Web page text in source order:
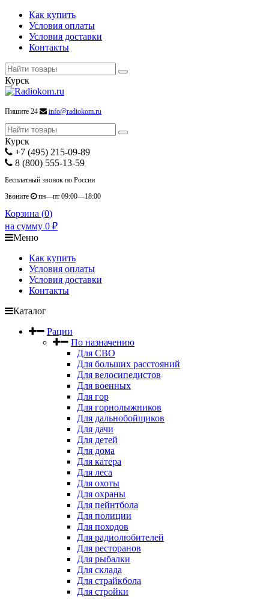
Как купить
Условия оплаты
Условия доставки
Контакты
Курск
Пишите 24 info@radiokom.ru
Курск
+7 (495) 215-09-89
8 (800) 555-13-59
Бесплатный звонок по России
Звоните
пн—пт 09:00—18:00
Корзина (0)
на сумму 0 ₽
Меню
Как купить
Условия оплаты
Условия доставки
Контакты
Каталог
Рации
По назначению
Для СВО
Для больших расстояний
Для велосипедистов
Для военных
Для гор
Для горнолыжников
Для дальнобойщиков
Для дачи
Для детей
Для дома
Для катера
Для леса
Для охоты
Для охраны
Для пейнтбола
Для полиции
Для походов
Для радиолюбителей
Для ресторанов
Для рыбалки
Для склада
Для страйкбола
Для стройки